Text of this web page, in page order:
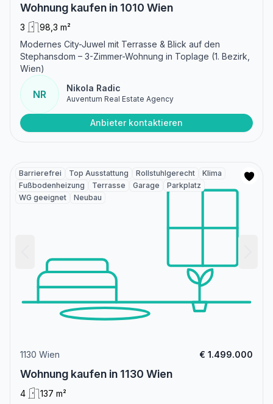
Wohnung kaufen in 1010 Wien
3
98,3 m²
Modernes City-Juwel mit Terrasse & Blick auf den
Stephansdom – 3-Zimmer-Wohnung in Toplage (1. Bezirk,
Wien)
NR
Nikola Radic
Auventum Real Estate Agency
Anbieter kontaktieren
Barrierefrei Top Ausstattung Rollstuhlgerecht
Klima
Fußbodenheizung
Terrasse Garage
Parkplatz
WG geeignet
Neubau
1130 Wien € 1.499.000
Wohnung kaufen in 1130 Wien
4
137 m²